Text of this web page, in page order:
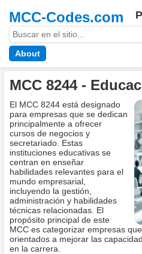
MCC-Codes.com
About
MCC 8244 -
El MCC 8244 está designado
para empresas que se dedican
principalmente a ofrecer
cursos de negocios y
secretariado. Estas
instituciones educativas se
centran en enseñar
habilidades relevantes para el
mundo empresarial,
incluyendo la gestión,
administración y habilidades
técnicas relacionadas. El
propósito principal de este
MCC es categorizar empresas
orientados a mejorar las
en la carrera.